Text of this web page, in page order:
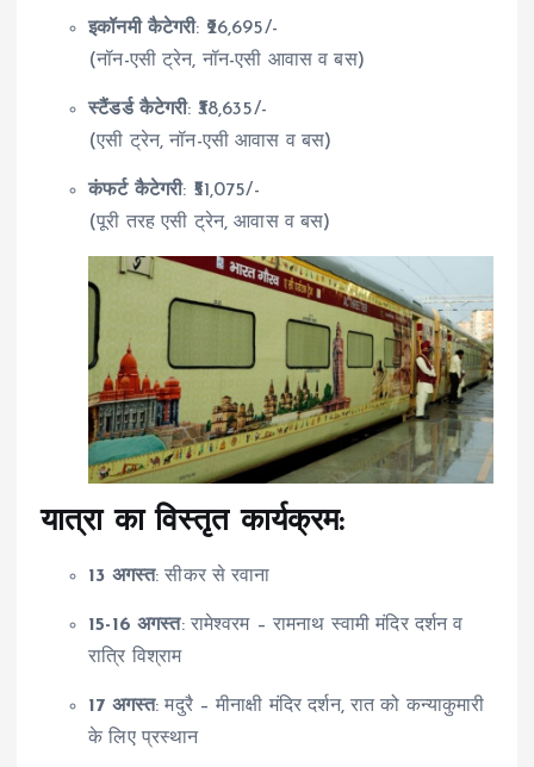
इकॉनमी कैटेगरी: ₹26,695/-
(नॉन-एसी ट्रेन, नॉन-एसी आवास व बस)
स्टैंडर्ड कैटेगरी: ₹38,635/-
(एसी ट्रेन, नॉन-एसी आवास व बस)
कंफर्ट कैटेगरी: ₹51,075/-
(पूरी तरह एसी ट्रेन, आवास व बस)
यात्रा का विस्तृत कार्यक्रम:
13 अगस्त: सीकर से रवाना
15-16 अगस्त: रामेश्वरम – रामनाथ स्वामी मंदिर दर्शन व
रात्रि विश्राम
17 अगस्त: मदुरै – मीनाक्षी मंदिर दर्शन, रात को कन्याकुमारी
के लिए प्रस्थान